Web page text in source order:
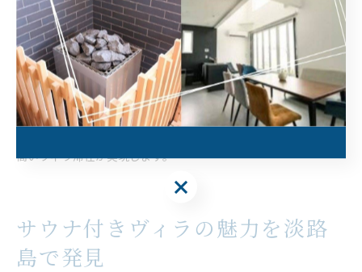
格安で広々ヴィラを探すためのポイント
予算を抑えつつ快適なヴィラを探すには、時期や人数に合わせて
予約することがコツです。例えば、オフシーズンや早期予約で割
安になる場合が多く、大人数でシェアすれば一人当たりの負担も
軽減できます。また、設備や立地だけでなく、口コミや過去の利
用実績も参考にしましょう。広々とした空間と必要な設備が揃っ
高いヴィラ滞在が実現します。
サウナ付きヴィラの魅力を淡路
島で発見